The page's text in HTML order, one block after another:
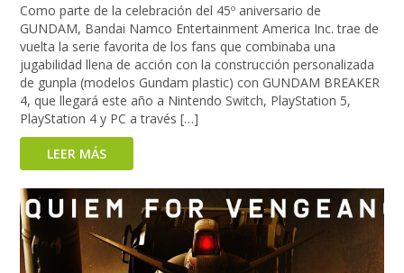
Como parte de la celebración del 45º aniversario de
GUNDAM, Bandai Namco Entertainment America Inc. trae de
vuelta la serie favorita de los fans que combinaba una
jugabilidad llena de acción con la construcción personalizada
de gunpla (modelos Gundam plastic) con GUNDAM BREAKER
4, que llegará este año a Nintendo Switch, PlayStation 5,
PlayStation 4 y PC a través […]
LEER MÁS